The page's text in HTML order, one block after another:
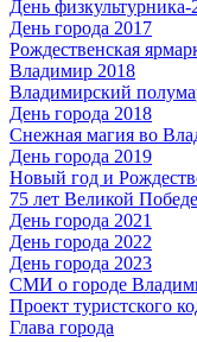
День физкультурника-
День города 2017
Рождественская
Владимир 2018
Владимирский
День города 2018
Снежная магия во
День города 2019
Новый год и
75 лет Великой Победе
День города 2021
День города 2022
День города 2023
СМИ о городе
Проект туристского
Глава города